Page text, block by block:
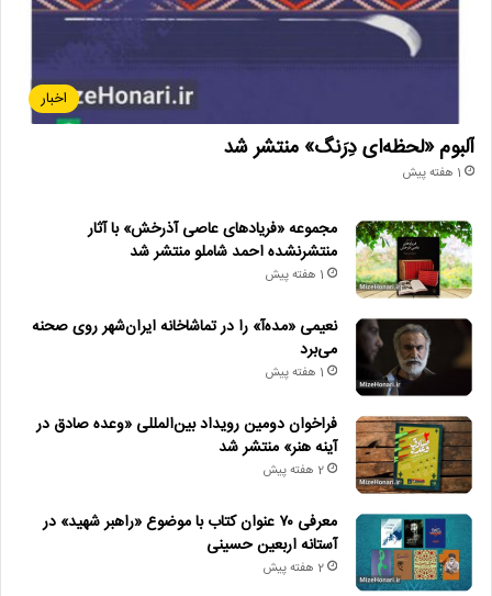
اخبار
آلبوم «لحظه‌ای دِرَنگ» منتشر شد
1 هفته پیش
مجموعه «فریادهای عاصی آذرخش» با آثار
منتشرنشده احمد شاملو منتشر شد
1 هفته پیش
نعیمی «مده‌آ» را در تماشاخانه ایران‌شهر روی صحنه
می‌برد
1 هفته پیش
فراخوان دومین رویداد بین‌المللی «وعده صادق در
آینه هنر» منتشر شد
2 هفته پیش
معرفی ۷۰ عنوان کتاب با موضوع «راهبر شهید» در
آستانه اربعین حسینی
2 هفته پیش